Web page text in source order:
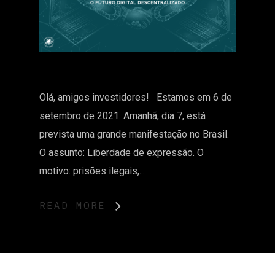
Olá, amigos investidores! Estamos em 6 de
setembro de 2021. Amanhã, dia 7, está
prevista uma grande manifestação no Brasil.
O assunto: Liberdade de expressão. O
motivo: prisões ilegais,...
READ MORE